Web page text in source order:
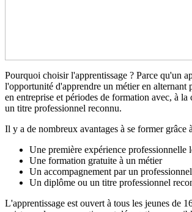
Pourquoi choisir l'apprentissage ? Parce qu'un
l'opportunité d'apprendre un métier en alternant
en entreprise et périodes de formation avec, à
un titre professionnel reconnu.
Il y a de nombreux avantages à se former grâce
Une première expérience professionnelle
Une formation gratuite à un métier
Un accompagnement par un
Un diplôme ou un titre professionnel
L'apprentissage est ouvert à tous les jeunes de